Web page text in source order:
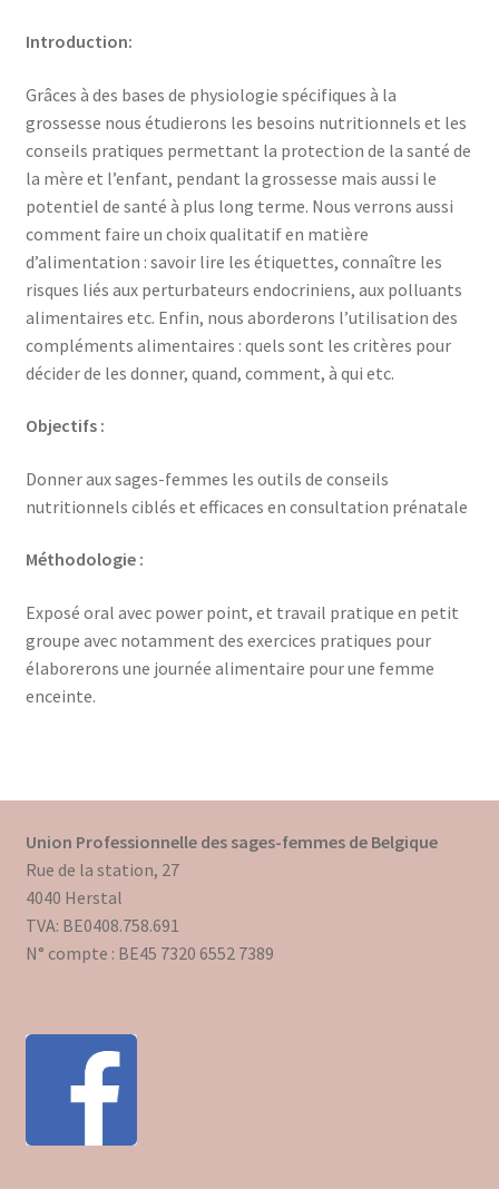
Introduction:
Grâces à des bases de physiologie spécifiques à la
grossesse nous étudierons les besoins nutritionnels et les
conseils pratiques permettant la protection de la santé de
la mère et l’enfant, pendant la grossesse mais aussi le
potentiel de santé à plus long terme. Nous verrons aussi
comment faire un choix qualitatif en matière
d’alimentation : savoir lire les étiquettes, connaître les
risques liés aux perturbateurs endocriniens, aux polluants
alimentaires etc. Enfin, nous aborderons l’utilisation des
compléments alimentaires : quels sont les critères pour
décider de les donner, quand, comment, à qui etc.
Objectifs :
Donner aux sages-femmes les outils de conseils
nutritionnels ciblés et efficaces en consultation prénatale
Méthodologie :
Exposé oral avec power point, et travail pratique en petit
groupe avec notamment des exercices pratiques pour
élaborerons une journée alimentaire pour une femme
enceinte.
Union Professionnelle des sages-femmes de Belgique
Rue de la station, 27
4040 Herstal
TVA: BE0408.758.691
N° compte : BE45 7320 6552 7389